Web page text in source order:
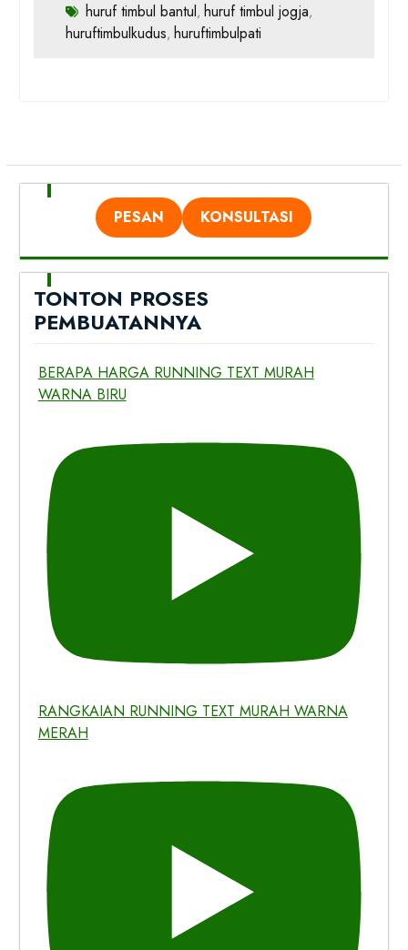
huruf timbul bantul, huruf timbul jogja,
huruftimbulkudus, huruftimbulpati
PESAN KONSULTASI
TONTON PROSES
PEMBUATANNYA
BERAPA HARGA RUNNING TEXT MURAH
WARNA BIRU
RANGKAIAN RUNNING TEXT MURAH WARNA
MERAH